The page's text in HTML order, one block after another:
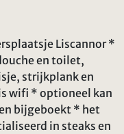
Liscannor *
en toilet,
strijkplank en
wifi * optioneel kan
bijgeboekt * het
in steaks en